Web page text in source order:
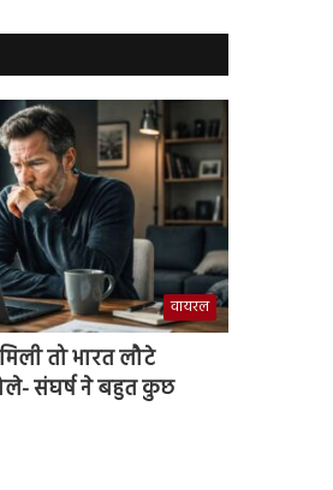
वायरल
तो भारत लौटे
संघर्ष ने बहुत कुछ